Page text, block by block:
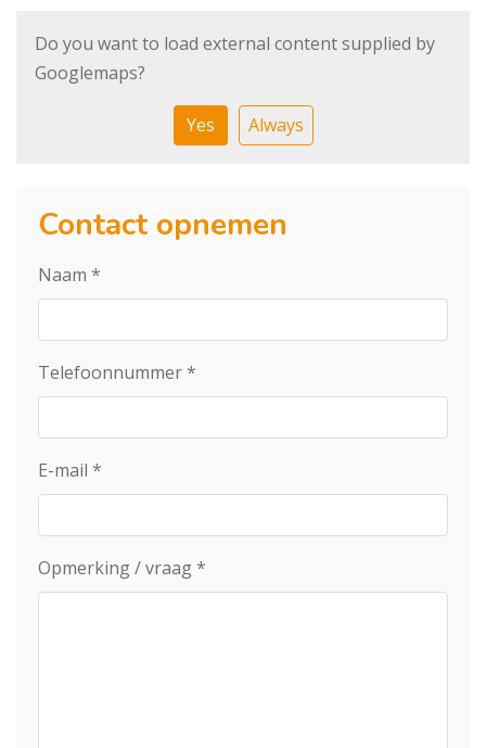
Do you want to load external content supplied by
Googlemaps?
Yes Always
Contact opnemen
Naam *
Telefoonnummer*
E-mail *
Opmerking / vraag*